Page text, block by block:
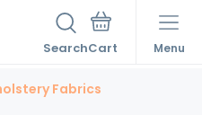
Search Menu
Fabrics